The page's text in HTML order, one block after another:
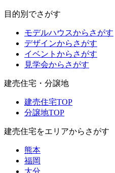
目的別でさがす
モデルハウスからさがす
デザインからさがす
イベントからさがす
見学会からさがす
建売住宅・分譲地
建売住宅TOP
分譲地TOP
建売住宅をエリアからさがす
熊本
福岡
大分